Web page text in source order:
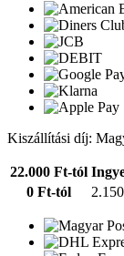
Kiszállítási díj:
22.000 Ft-tól
0 Ft-tól